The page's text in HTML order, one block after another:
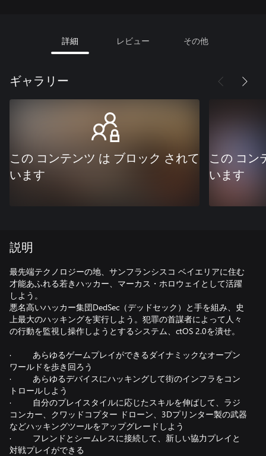
詳細 レビュー その他
ギャラリー
この コンテンツ は ブロック されて
います
この コン
います
説明
最先端テクノロジーの地、サンフランシスコ ベイエリアに住む
才能あふれる若きハッカー、マーカス・ホロウェイとして活躍
しよう。
悪名高いハッカー集団DedSec（デッドセック）と手を組み、史
上最大のハッキングを実行しよう。犯罪の首謀者によって人々
の行動を監視し操作しようとするシステム、ctOS 2.0を潰せ。
· あらゆるゲームプレイができるダイナミックなオープン
ワールドを歩き回ろう
· あらゆるデバイスにハッキングして街のインフラをコン
トロールしよう
· 自分のプレイスタイルに応じたスキルを伸ばして、ラジ
コンカー、クワッドコプター ドローン、3Dプリンター製の武器
などハッキングツールをアップグレードしよう
· フレンドとシームレスに接続して、新しい協力プレイと
対戦プレイができる